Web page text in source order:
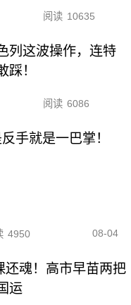
阅读 10635
列这波操作，连特
踩！
阅读 6086
手就是一巴掌！
4950 08-04
还魂！高市早苗两把
运